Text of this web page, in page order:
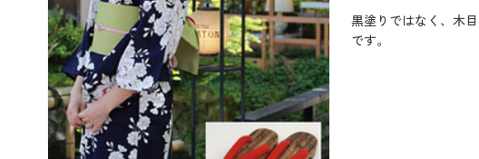
黒塗りではなく、木
です。